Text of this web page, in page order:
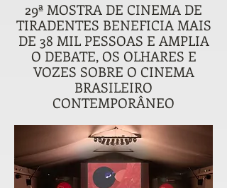
29ª MOSTRA DE CINEMA DE
TIRADENTES BENEFICIA MAIS
DE 38 MIL PESSOAS E AMPLIA
O DEBATE, OS OLHARES E
VOZES SOBRE O CINEMA
BRASILEIRO
CONTEMPORÂNEO